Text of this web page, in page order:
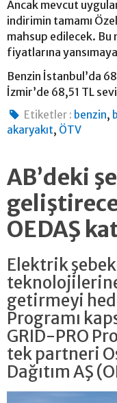
Ancak mevcut
indirimin tamamı
mahsup edilecek. Bu
fiyatlarına
Benzin İstanbul’da
İzmir’de 68,51 TL
Etiketler : benzin,
akaryakıt, ÖTV
AB’deki
OEDAŞ
Elektrik
getirmeyi
Programı
GRID-PRO
tek partneri
Dağıtım AŞ